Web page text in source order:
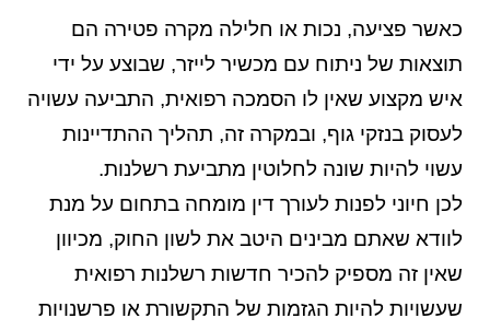
כאשר פציעה, נכות או חלילה מקרה פטירה הם
תוצאות של ניתוח עם מכשיר לייזר, שבוצע על ידי
איש מקצוע שאין לו הסמכה רפואית, התביעה עשויה
לעסוק בנזקי גוף, ובמקרה זה, תהליך ההתדיינות
עשוי להיות שונה לחלוטין מתביעת רשלנות.
לכן חיוני לפנות לעורך דין מומחה בתחום על מנת
לוודא שאתם מבינים היטב את לשון החוק, מכיוון
שאין זה מספיק להכיר חדשות רשלנות רפואית
שעשויות להיות הגזמות של התקשורת או פרשנויות